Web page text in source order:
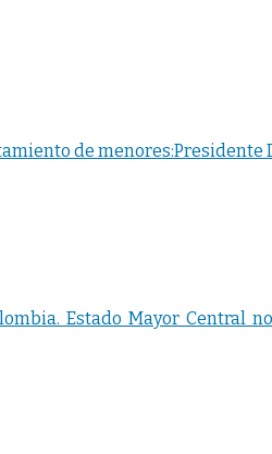
de menores:Presidente
Estado Mayor Central